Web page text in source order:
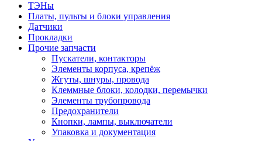
ТЭНы
Платы, пульты и блоки управления
Датчики
Прокладки
Прочие запчасти
Пускатели, контакторы
Элементы корпуса, крепёж
Жгуты, шнуры, провода
Клеммные блоки, колодки, перемычки
Элементы трубопровода
Предохранители
Кнопки, лампы, выключатели
Упаковка и документация